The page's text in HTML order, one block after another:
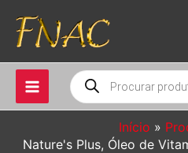
para
conteúdo
Pesquisar
produtos
Início
Nature's Plus, Óleo de